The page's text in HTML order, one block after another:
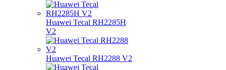
Huawei Tecal RH2285H
V2
Huawei Tecal RH2288 V2